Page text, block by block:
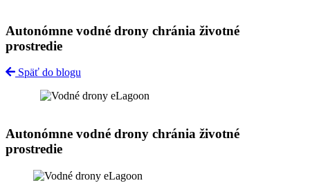
Autonómne vodné drony chránia životné
prostredie
Späť do blogu
Autonómne vodné drony chránia životné
prostredie